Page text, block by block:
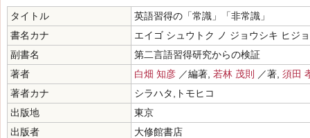
タイトル
英語習得の「常識」「非常識」
書名カナ
エイゴ シュウトク ノ ジョウシキ ヒジ
副書名
第二言語習得研究からの検証
著者
白畑 知彦 ／編著, 若林 茂則 ／著, 須田
著者カナ
シラハタ,トモヒコ
出版地
東京
出版者
大修館書店